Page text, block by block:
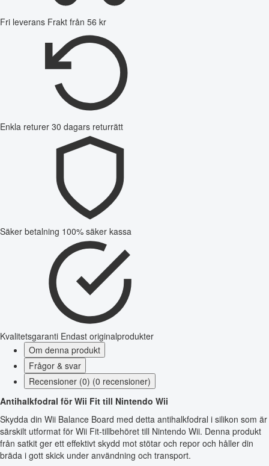
Fri leverans Frakt från 56 kr
Enkla returer 30 dagars returrätt
Säker betalning 100% säker kassa
Kvalitetsgaranti Endast originalprodukter
Om denna produkt
Frågor & svar
Recensioner (0) (0 recensioner)
Antihalkfodral för Wii Fit till Nintendo Wii
Skydda din Wii Balance Board med detta antihalkfodral i silikon som är
särskilt utformat för Wii Fit-tillbehöret till Nintendo Wii. Denna produkt
från satkit ger ett effektivt skydd mot stötar och repor och håller din
bräda i gott skick under användning och transport.